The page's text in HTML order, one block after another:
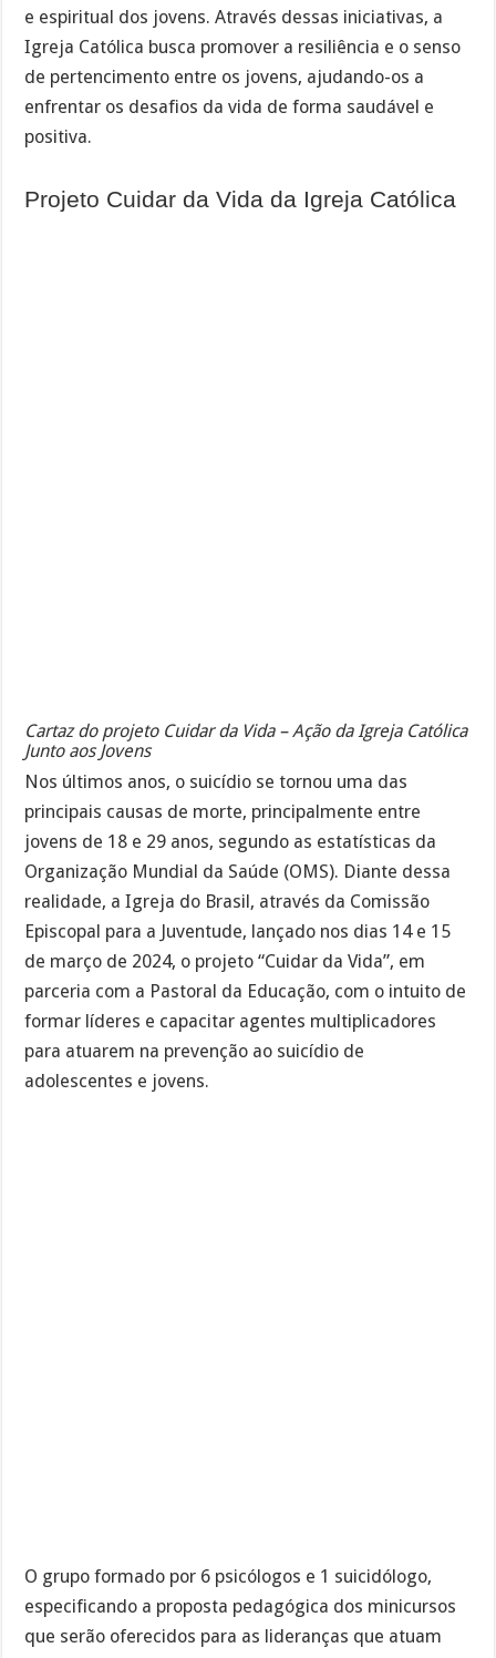
e espiritual dos jovens. Através dessas iniciativas, a
Igreja Católica busca promover a resiliência e o senso
de pertencimento entre os jovens, ajudando-os a
enfrentar os desafios da vida de forma saudável e
positiva.
Projeto Cuidar da Vida da Igreja Católica
Cartaz do projeto Cuidar da Vida – Ação da Igreja Católica
Junto aos Jovens
Nos últimos anos, o suicídio se tornou uma das
principais causas de morte, principalmente entre
jovens de 18 e 29 anos, segundo as estatísticas da
Organização Mundial da Saúde (OMS). Diante dessa
realidade, a Igreja do Brasil, através da Comissão
Episcopal para a Juventude, lançado nos dias 14 e 15
de março de 2024, o projeto “Cuidar da Vida”, em
parceria com a Pastoral da Educação, com o intuito de
formar líderes e capacitar agentes multiplicadores
para atuarem na prevenção ao suicídio de
adolescentes e jovens.
O grupo formado por 6 psicólogos e 1 suicidólogo,
especificando a proposta pedagógica dos minicursos
que serão oferecidos para as lideranças que atuam